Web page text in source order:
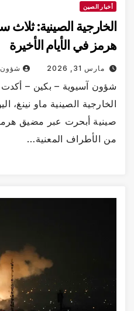
أخبار الصين
الخارجية الصينية:
هرمز في الأيام الأخيرة
مارس 31, 2026 شؤون
شؤون آسيوية – بكين – أكدت
الخارجية الصينية ماو نينغ،
صينية أبحرت عبر مضيق
من الأطراف المعنية…